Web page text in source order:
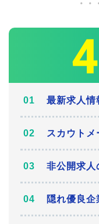
最新求人情
スカウトメ
非公開求人
隠れ優良